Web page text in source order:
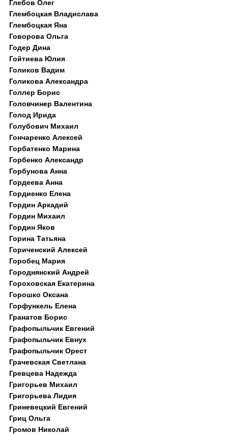
Глебов Олег
Глембоцкая Владислава
Глембоцкая Яна
Говорова Ольга
Годер Дина
Гойтиева Юлия
Голиков Вадим
Голикова Александра
Голлер Борис
Головчинер Валентина
Голод Ирида
Голубович Михаил
Гончаренко Алексей
Горбатенко Марина
Горбенко Александр
Горбунова Анна
Гордеева Анна
Гордиенко Елена
Гордин Аркадий
Гордин Михаил
Гордин Яков
Горина Татьяна
Гориченский Алексей
Горобец Мария
Городнянский Андрей
Гороховская Екатерина
Горошко Оксана
Горфункель Елена
Гранатов Борис
Графопыльчик Евгений
Графопыльчик Евнух
Графопыльчик Орест
Грачевская Светлана
Гревцева Надежда
Григорьев Михаил
Григорьева Лидия
Гриневецкий Евгений
Гриц Ольга
Громов Николай